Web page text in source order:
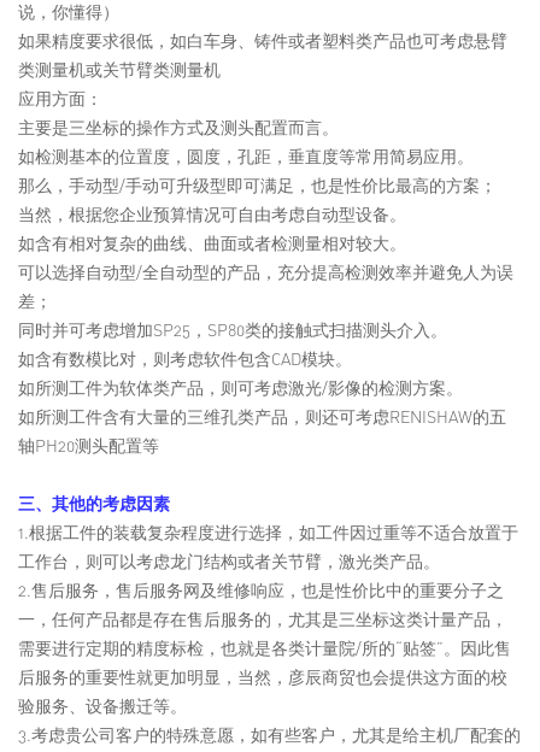
说，你懂得）
如果精度要求很低，如白车身、铸件或者塑料类产品也可考虑悬臂
类测量机或关节臂类测量机
应用方面：
主要是三坐标的操作方式及测头配置而言。
如检测基本的位置度，圆度，孔距，垂直度等常用简易应用。
那么，手动型/手动可升级型即可满足，也是性价比最高的方案；
当然，根据您企业预算情况可自由考虑自动型设备。
如含有相对复杂的曲线、曲面或者检测量相对较大。
可以选择自动型/全自动型的产品，充分提高检测效率并避免人为误
差；
同时并可考虑增加SP25，SP80类的接触式扫描测头介入。
如含有数模比对，则考虑软件包含CAD模块。
如所测工件为软体类产品，则可考虑激光/影像的检测方案。
如所测工件含有大量的三维孔类产品，则还可考虑RENISHAW的五
轴PH20测头配置等
三、其他的考虑因素
1.根据工件的装载复杂程度进行选择，如工件因过重等不适合放置于
工作台，则可以考虑龙门结构或者关节臂，激光类产品。
2.售后服务，售后服务网及维修响应，也是性价比中的重要分子之
一，任何产品都是存在售后服务的，尤其是三坐标这类计量产品，
需要进行定期的精度标检，也就是各类计量院/所的“贴签”。因此售
后服务的重要性就更加明显，当然，彦辰商贸也会提供这方面的校
验服务、设备搬迁等。
3.考虑贵公司客户的特殊意愿，如有些客户，尤其是给主机厂配套的